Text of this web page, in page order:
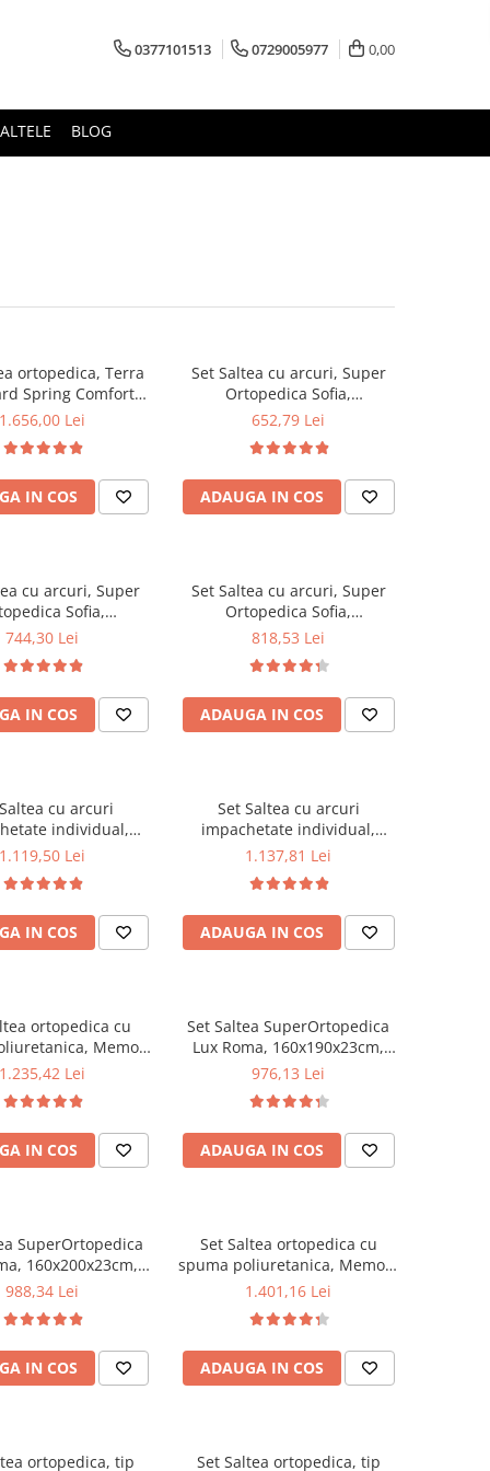
0377101513 0729005977 0,00
BLOG
ortopedica, Terra
Spring Comfort
plasa arcuri
mediu spre tare,
2 perne matlasate
Husa
lavabila la
1.656,00 Lei
IN COS
Set Saltea cu arcuri, Super
Ortopedica Sofia,
140x190x20cm, fermitate
reversibila, sistem aerisire cu
butoni, Saltex plus 2 perne
matlasate microfibra
50x70cm, lavabile la 60°C
652,79 Lei
ADAUGA IN COS
cu arcuri, Super
Sofia,
fermitate
sistem aerisire cu
plus 2 perne
microfibra
lavabile la 60°C
744,30 Lei
IN COS
Set Saltea cu arcuri, Super
Ortopedica Sofia,
180x200x20cm, fermitate
reversibila, sistem aerisire cu
butoni, Saltex plus 2 perne
matlasate microfibra
50x70cm, lavabile la 60°C
818,53 Lei
ADAUGA IN COS
cu arcuri
individual,
Spring Milano,
soft, sistem de
perimetral, Saltex
perne matlasate
50x70cm, lavabile
1.119,50 Lei
IN COS
Set Saltea cu arcuri
impachetate individual,
Pocket Spring Milano,
mediu spre soft, sistem de
aerisire perimetral, Saltex
plus 2 perne matlasate
microfibra 50x70cm, lavabile
1.137,81 Lei
ADAUGA IN COS
ortopedica cu
Memory
5 cm Paris,
aerisire perimetral,
2 perne matlasate
50x70cm, lavabile
la 60°C
1.235,42 Lei
IN COS
Set Saltea SuperOrtopedica
Lux Roma, 160x190x23cm,
fermitate tare, cu plasa arcuri
aerisire perimetral, Saltex
plus 2 perne matlasate
microfibra 50x70cm, lavabile
la 60°C
976,13 Lei
ADAUGA IN COS
SuperOrtopedica
160x200x23cm,
tare, cu plasa arcuri
perimetral, Saltex,
perne matlasate
50x70cm, lavabile
la 60°C
988,34 Lei
IN COS
Set Saltea ortopedica cu
spuma poliuretanica, Memory
Foam 5 cm Paris,
sistem de aerisire perimetral
Saltex plus 2 perne matlasate
microfibra 50x70cm, lavabile
la 60°C
1.401,16 Lei
ADAUGA IN COS
ortopedica, tip
Set Saltea ortopedica, tip